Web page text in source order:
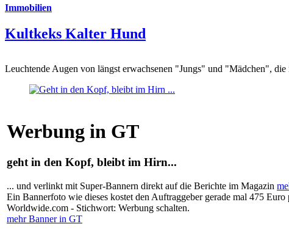
Immobilien
Kultkeks Kalter Hund
Leuchtende Augen von längst erwachsenen "Jungs" und "Mädchen",
Werbung in GT
geht in den Kopf, bleibt im Hirn...
... und verlinkt mit Super-Bannern direkt auf die Berichte im Magazin
Ein Bannerfoto wie dieses kostet den Auftraggeber gerade mal 475
Worldwide.com - Stichwort: Werbung schalten.
mehr Banner in GT